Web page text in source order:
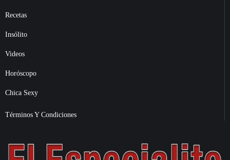
Recetas
Insólito
Videos
Horóscopo
Chica Sexy
Términos Y Condiciones